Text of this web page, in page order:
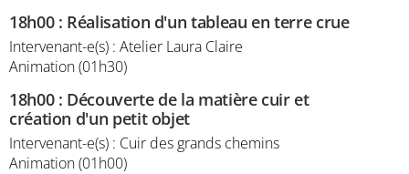
18h00: Réalisation d'un tableau en terre crue
Intervenant-e(s) : Atelier Laura Claire
Animation (01h30)
18h00: Découverte de la matière cuir et
création d'un petit objet
Intervenant-e(s) : Cuir des grands chemins
Animation (01h00)